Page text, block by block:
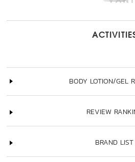
BODY LOTION/GEL
REVIEW
BRAND LIST